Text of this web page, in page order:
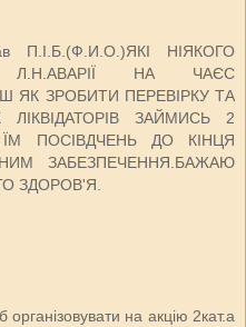
П.І.Б.(Ф.И.О.)ЯКІ НІЯКОГО
НА ЧАЄС
ЯК ЗРОБИТИ ПЕРЕВІРКУ ТА
ЗАЙМИСЬ 2
ЇМ ПОСІВДЧЕНЬ ДО КІНЦЯ
ЗАБЕЗПЕЧЕННЯ.БАЖАЮ
ЗДОРОВ'Я.
на акцію 2кат.а